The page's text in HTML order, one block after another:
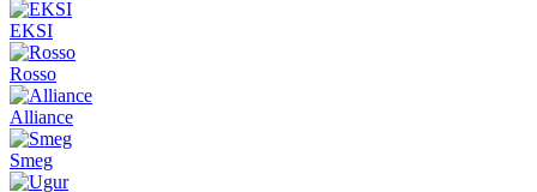
EKSI
Rosso
Alliance
Smeg